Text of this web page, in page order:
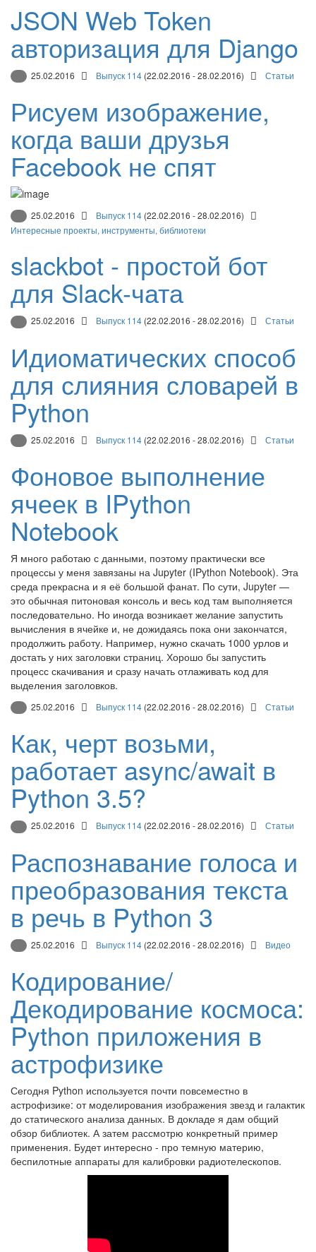
JSON Web Token
авторизация для Django
25.02.2016 Выпуск 114 (22.02.2016 - 28.02.2016) Статьи
Рисуем изображение,
когда ваши друзья
Facebook не спят
25.02.2016 Выпуск 114 (22.02.2016 - 28.02.2016)
Интересные проекты, инструменты, библиотеки
slackbot - простой бот
для Slack-чата
25.02.2016 Выпуск 114 (22.02.2016 - 28.02.2016) Статьи
Идиоматических способ
для слияния словарей в
Python
25.02.2016 Выпуск 114 (22.02.2016 - 28.02.2016) Статьи
Фоновое выполнение
ячеек в IPython
Notebook
Я много работаю с данными, поэтому практически все
процессы у меня завязаны на Jupyter (IPython Notebook). Эта
среда прекрасна и я её большой фанат. По сути, Jupyter —
это обычная питоновая консоль и весь код там выполняется
последовательно. Но иногда возникает желание запустить
вычисления в ячейке и, не дожидаясь пока они закончатся,
продолжить работу. Например, нужно скачать 1000 урлов и
достать у них заголовки страниц. Хорошо бы запустить
процесс скачивания и сразу начать отлаживать код для
выделения заголовков.
25.02.2016 Выпуск 114 (22.02.2016 - 28.02.2016) Статьи
Как, черт возьми,
работает async/await в
Python 3.5?
25.02.2016 Выпуск 114 (22.02.2016 - 28.02.2016) Статьи
Распознавание голоса и
преобразования текста
в речь в Python 3
25.02.2016 Выпуск 114 (22.02.2016 - 28.02.2016) Видео
Кодирование/
Декодирование космоса:
Python приложения в
астрофизике
Сегодня Python используется почти повсеместно в
астрофизике: от моделирования изображения звезд и галактик
до статического анализа данных. В докладе я дам общий
обзор библиотек. А затем рассмотрю конкретный пример
применения. Будет интересно - про темную материю,
беспилотные аппараты для калибровки радиотелескопов.